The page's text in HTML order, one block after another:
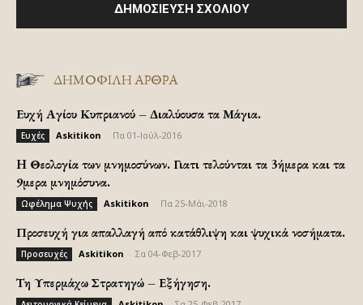
ΔΗΜΟΦΙΛΗ ΑΡΘΡΑ
Ευχή Αγίου Κυπριανού – Διαλύουσα τα Μάγια.
Ευχές Askitikon Πα 01-Ιούλ-2016
H Θεολογία των μνημοσύνων. Γιατι τελούνται τα 3ήμερα και τα
9μερα μνημόσυνα.
Ωφέλημα Ψυχής Askitikon Πα 25-Μάι-2018
Προσευχή για απαλλαγή από κατάθλιψη και ψυχικά νοσήματα.
Προσευχές Askitikon Σα 04-Φεβ-2017
Τη Υπερμάχω Στρατηγώ – Εξήγηση.